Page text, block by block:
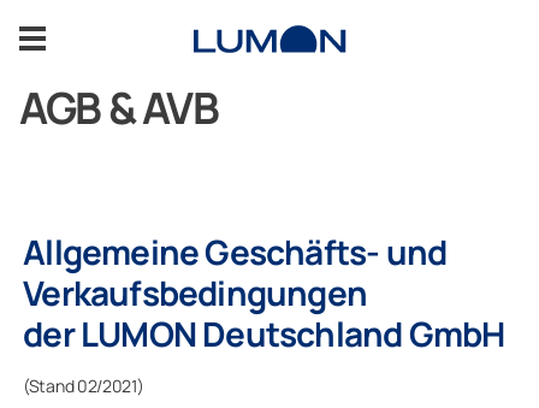
Inhalt
Karriere
News
AGB & AVB
Allgemeine Geschäfts- und
Verkaufsbedingungen
der LUMON Deutschland GmbH
(Stand 02/2021)